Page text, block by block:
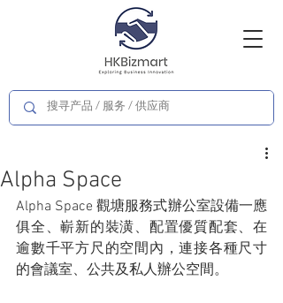
Alpha Space
Alpha Space 觀塘服務式辦公室設備一應
俱全、嶄新的裝潢、配置優質配套、在
逾數千平方尺的空間內，連接各種尺寸
的會議室、公共及私人辦公空間。